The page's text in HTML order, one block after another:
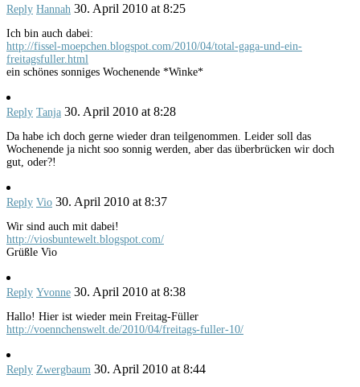
Reply Hannah 30. April 2010 at 8:25
Ich bin auch dabei:
http://fissel-moepchen.blogspot.com/2010/04/total-gaga-und-ein-
freitagsfuller.html
ein schönes sonniges Wochenende *Winke*
Reply Tanja 30. April 2010 at 8:28
Da habe ich doch gerne wieder dran teilgenommen. Leider soll das
Wochenende ja nicht soo sonnig werden, aber das überbrücken wir doch
gut, oder?!
Reply Vio 30. April 2010 at 8:37
Wir sind auch mit dabei!
http://viosbuntewelt.blogspot.com/
Grüßle Vio
Reply Yvonne 30. April 2010 at 8:38
Hallo! Hier ist wieder mein Freitag-Füller
http://voennchenswelt.de/2010/04/freitags-fuller-10/
Reply Zwergbaum 30. April 2010 at 8:44